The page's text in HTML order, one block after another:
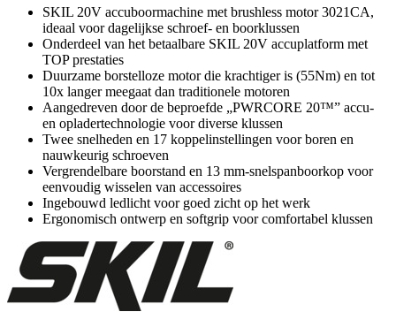
SKIL 20V accuboormachine met brushless motor 3021CA,
ideaal voor dagelijkse schroef- en boorklussen
Onderdeel van het betaalbare SKIL 20V accuplatform met
TOP prestaties
Duurzame borstelloze motor die krachtiger is (55Nm) en tot
10x langer meegaat dan traditionele motoren
Aangedreven door de beproefde „PWRCORE 20™” accu-
en opladertechnologie voor diverse klussen
Twee snelheden en 17 koppelinstellingen voor boren en
nauwkeurig schroeven
Vergrendelbare boorstand en 13 mm-snelspanboorkop voor
eenvoudig wisselen van accessoires
Ingebouwd ledlicht voor goed zicht op het werk
Ergonomisch ontwerp en softgrip voor comfortabel klussen